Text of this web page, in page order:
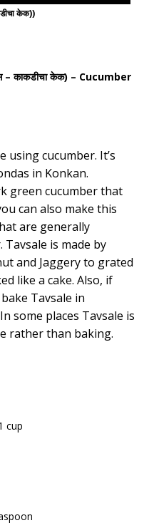
केक))
–काकडीचा केक) – Cucumber
using cucumber. It’s
in Konkan.
green cucumber that
can also make this
are generally
is made by
and Jaggery to grated
like a cake. Also, if
Tavsale in
some places Tavsale is
rather than baking.
cup